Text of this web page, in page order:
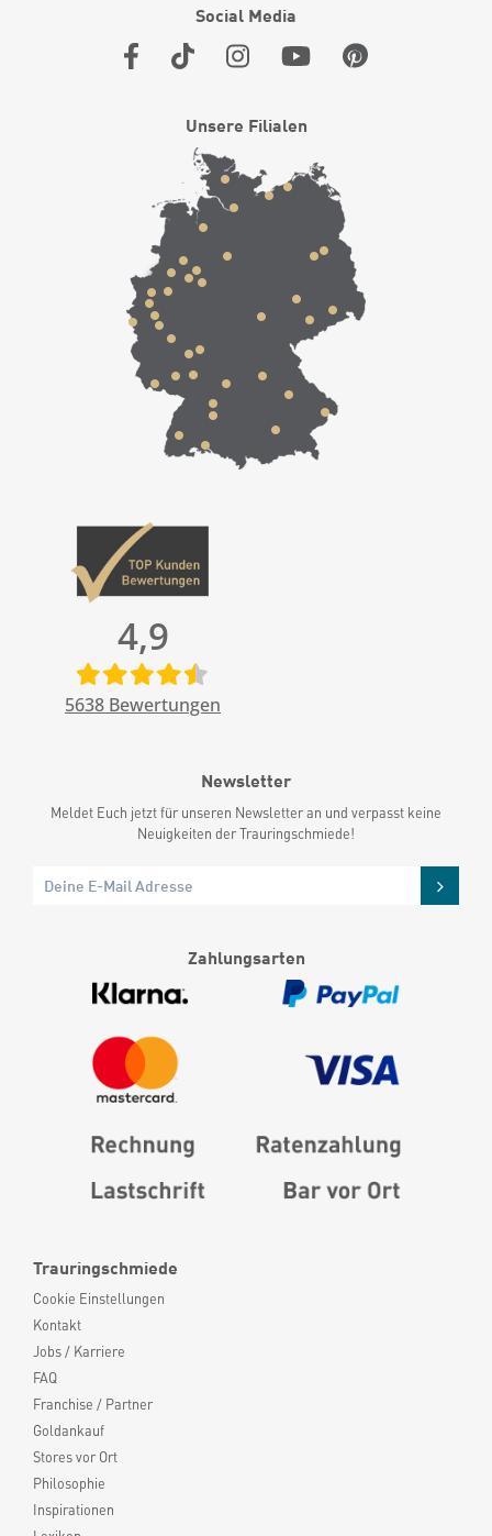
Trauringschmiede
Cookie Einstellungen
Kontakt
Jobs / Karriere
FAQ
Franchise / Partner
Goldankauf
Stores vor Ort
Philosophie
Inspirationen
Social Media
Unsere Filialen
4,9
5638 Bewertungen
Newsletter
Meldet Euch jetzt für unseren Newsletter an und verpasst keine
Neuigkeiten der Trauringschmiede!
Zahlungsarten